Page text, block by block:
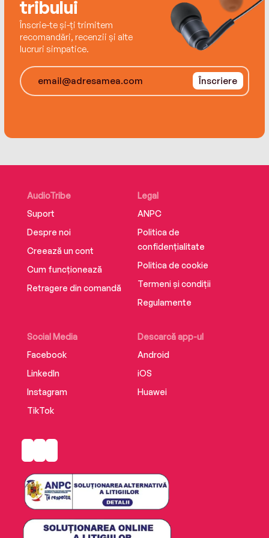
tribului
Înscrie-te și-ți trimitem
recomandări, recenzii și alte
lucruri simpatice.
Înscriere
AudioTribe
Suport
Despre noi
Creează un cont
Cum funcționează
Retragere din comandă
Social Media
Facebook
LinkedIn
Instagram
TikTok
Descarcă app-ul
Android
iOS
Huawei
Legal
ANPC
Politica de
confidențialitate
Politica de cookie
Termeni și condiții
Regulamente